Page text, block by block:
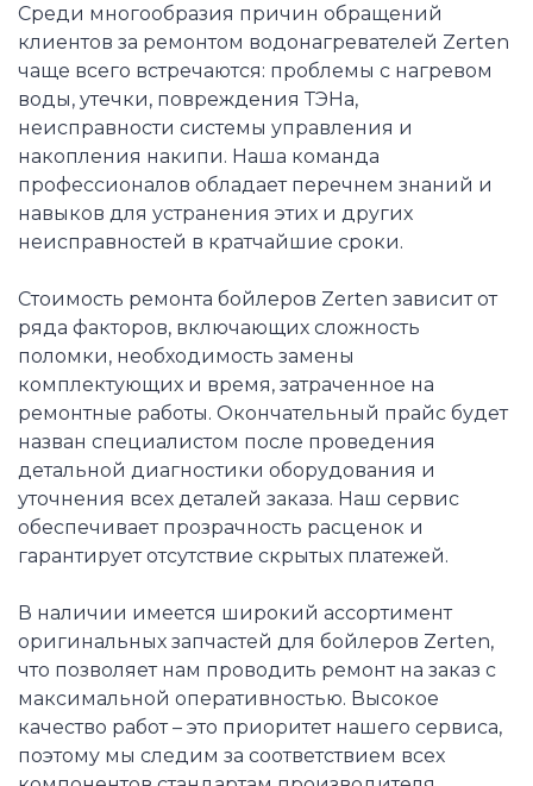
Среди многообразия причин обращений
клиентов за ремонтом водонагревателей Zerten
чаще всего встречаются: проблемы с нагревом
воды, утечки, повреждения ТЭНа,
неисправности системы управления и
накопления накипи. Наша команда
профессионалов обладает перечнем знаний и
навыков для устранения этих и других
неисправностей в кратчайшие сроки.
Стоимость ремонта бойлеров Zerten зависит от
ряда факторов, включающих сложность
поломки, необходимость замены
комплектующих и время, затраченное на
ремонтные работы. Окончательный прайс будет
назван специалистом после проведения
детальной диагностики оборудования и
уточнения всех деталей заказа. Наш сервис
обеспечивает прозрачность расценок и
гарантирует отсутствие скрытых платежей.
В наличии имеется широкий ассортимент
оригинальных запчастей для бойлеров Zerten,
что позволяет нам проводить ремонт на заказ с
максимальной оперативностью. Высокое
качество работ – это приоритет нашего сервиса,
поэтому мы следим за соответствием всех